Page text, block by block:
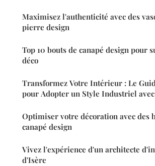
Maximisez l'authenticité avec des
pierre design
Top 10 bouts de canapé design pour
déco
Transformez Votre Intérieur : Le
pour Adopter un Style Industriel avec
Optimiser votre décoration avec des
canapé design
Vivez l'expérience d'un architecte
d'Isère